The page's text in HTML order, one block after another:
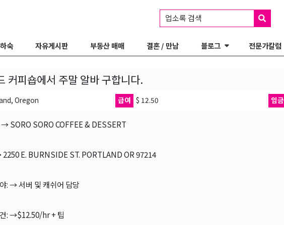
업소록 검색
숙 자유게시판 부동산 매매 결혼 / 만남 블로그 전문가칼럼
커피숍에서 주말 알바 구합니다.
Oregon 급여 $ 12.50 임금
→ SORO SORO COFFEE & DESSERT
E. BURNSIDE ST. PORTLAND OR 97214
: → 서버 및 캐쉬어 담당
: →$12.50/hr + 팁